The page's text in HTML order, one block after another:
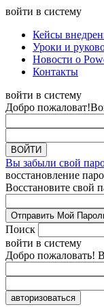
войти в систему
Кейсы
Уроки и
Новости о
Контакты
войти в систему
Добро пожаловат!
Вы забыли свой
восстановление
Восстановите свой
Поиск
войти в систему
Добро пожаловать!